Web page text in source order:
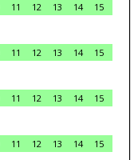
11 12 13 14
15
11 12 13 14
15
11 12 13 14
15
11 12 13 14
15